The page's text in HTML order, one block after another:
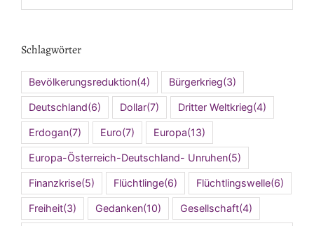
Schlagwörter
Bevölkerungsreduktion(4) Bürgerkrieg(3)
Deutschland(6) Dollar(7) Dritter Weltkrieg(4)
Erdogan(7) Euro(7) Europa(13)
Europa-Österreich-Deutschland- Unruhen(5)
Finanzkrise(5) Flüchtlinge(6) Flüchtlingswelle(6)
Freiheit(3) Gedanken(10) Gesellschaft(4)